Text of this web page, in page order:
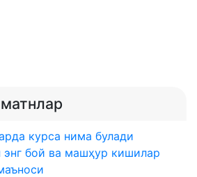
курса нима булади
энг бой ва машҳур кишилар